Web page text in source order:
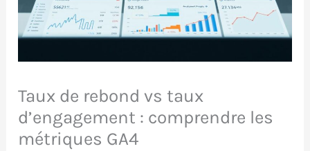
Taux de rebond vs taux
d’engagement : comprendre les
métriques GA4